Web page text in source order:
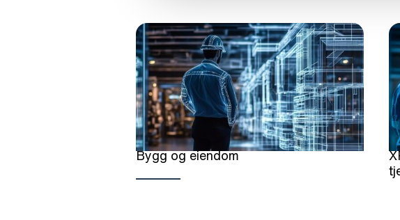
Bygg og eiendom